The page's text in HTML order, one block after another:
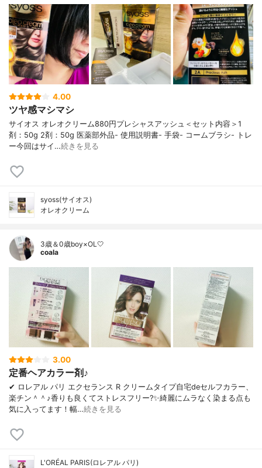
4.00
ツヤ感マシマシ
サイオス オレオクリーム880円プレシャスアッシュ＜セット内容＞1
剤：50g 2剤：50g 医薬部外品- 使⽤説明書- ⼿袋- コームブラシ- トレ
ー今回はサイ…続きを見る
syoss(サイオス)
オレオクリーム
3歳＆0歳boy×OL🤍
coala
3.00
定番ヘアカラー剤♪
✔︎ ロレアル パリ エクセランス R クリームタイプ自宅deセルフカラー、
楽チン＾＾♪香りも良くてストレスフリー?✨綺麗にムラなく染まる点も
気に入ってます！幅…続きを見る
L'ORÉAL PARIS(ロレアル パリ)